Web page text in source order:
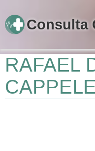
Consulta
RAFAEL